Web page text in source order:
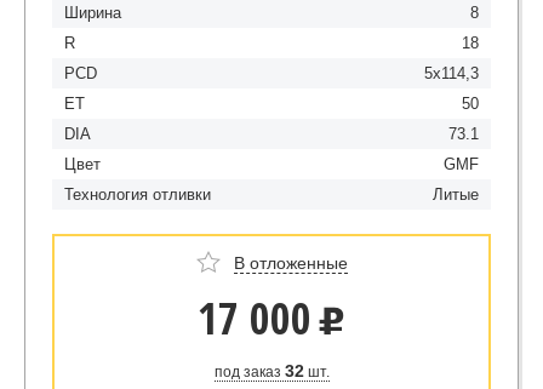
Ширина
8
R
18
PCD
5x114,3
ET
50
DIA
73.1
Цвет
GMF
Технология отливки
Литые
В отложенные
17 000 u
под заказ 32шт.